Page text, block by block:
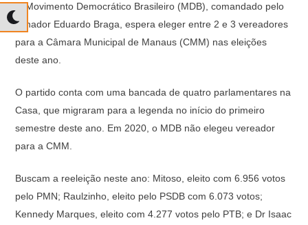
at
s
A
p
p
c
e
o
k
e
gr
m
p
y
n
k
O Movimento Democrático Brasileiro (MDB), comandado pelo
senador Eduardo Braga, espera eleger entre 2 e 3 vereadores
para a Câmara Municipal de Manaus (CMM) nas eleições
deste ano.
O partido conta com uma bancada de quatro parlamentares na
Casa, que migraram para a legenda no início do primeiro
semestre deste ano. Em 2020, o MDB não elegeu vereador
para a CMM.
Buscam a reeleição neste ano: Mitoso, eleito com 6.956 votos
pelo PMN; Raulzinho, eleito pelo PSDB com 6.073 votos;
Kennedy Marques, eleito com 4.277 votos pelo PTB; e Dr Isaac